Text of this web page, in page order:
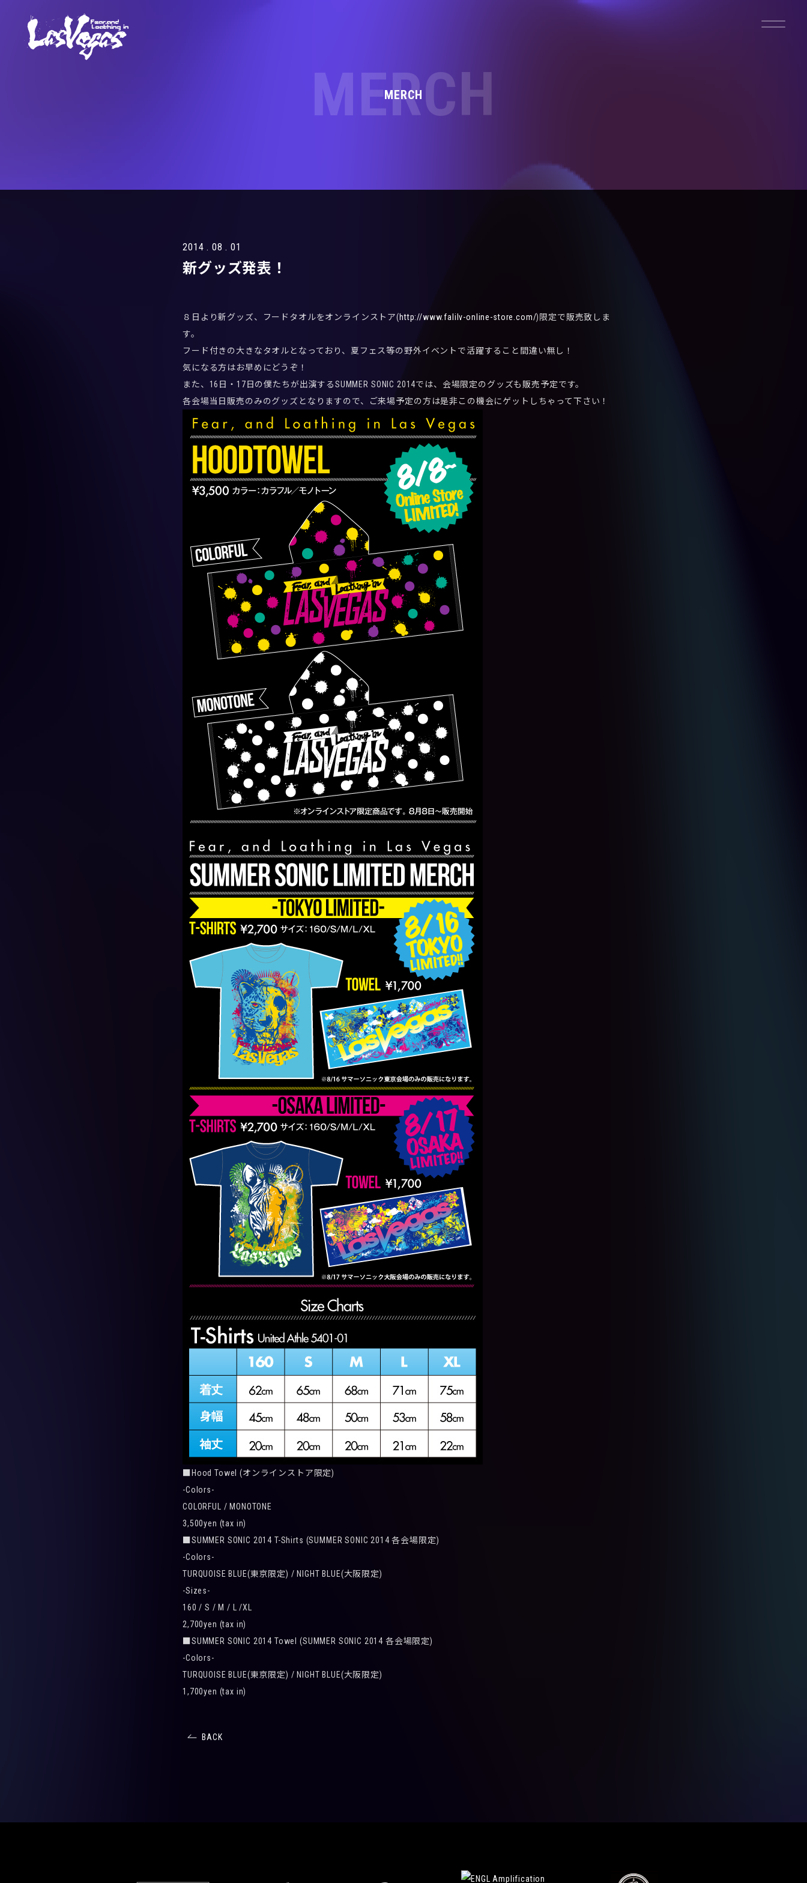
MERCH
MERCH
2014 . 08 . 01
新グッズ発表！
８日より新グッズ、フードタオルをオンラインストア(http://www.falilv-online-store.com/)限定で販売致しま
す。
フード付きの大きなタオルとなっており、夏フェス等の野外イベントで活躍すること間違い無し！
気になる方はお早めにどうぞ！
また、16日・17日の僕たちが出演するSUMMER SONIC 2014では、会場限定のグッズも販売予定です。
各会場当日販売のみのグッズとなりますので、ご来場予定の方は是非この機会にゲットしちゃって下さい！
■Hood Towel (オンラインストア限定)
-Colors-
COLORFUL / MONOTONE
3,500yen (tax in)
■SUMMER SONIC 2014 T-Shirts (SUMMER SONIC 2014 各会場限定)
-Colors-
TURQUOISE BLUE(東京限定) / NIGHT BLUE(大阪限定)
-Sizes-
160 / S / M / L /XL
2,700yen (tax in)
■SUMMER SONIC 2014 Towel (SUMMER SONIC 2014 各会場限定)
-Colors-
TURQUOISE BLUE(東京限定) / NIGHT BLUE(大阪限定)
1,700yen (tax in)
BACK